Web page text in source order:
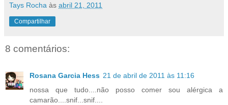
Tays Rocha às abril 21, 2011
Compartilhar
8 comentários:
Rosana Garcia Hess 21 de abril de 2011 às 11:16
nossa que tudo....não posso comer sou alérgica a
camarão....snif...snif....